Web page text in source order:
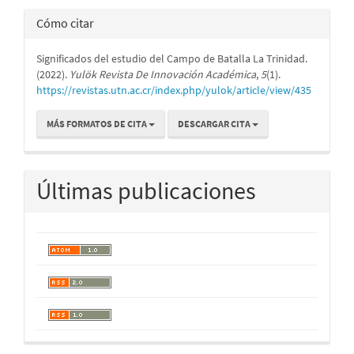
Cómo citar
Significados del estudio del Campo de Batalla La Trinidad.
(2022). Yulök Revista De Innovación Académica, 5(1).
https://revistas.utn.ac.cr/index.php/yulok/article/view/435
MÁS FORMATOS DE CITA DESCARGAR CITA
Últimas publicaciones